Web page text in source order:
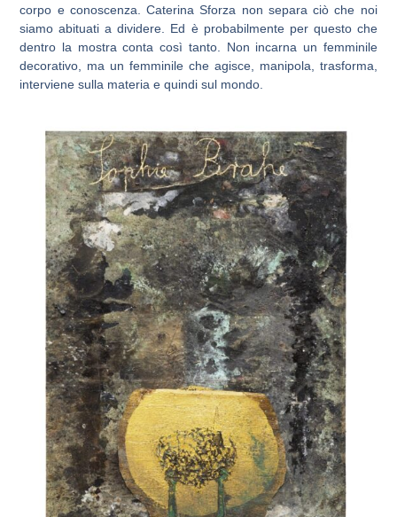
corpo e conoscenza. Caterina Sforza non separa ciò che noi
siamo abituati a dividere. Ed è probabilmente per questo che
dentro la mostra conta così tanto. Non incarna un femminile
decorativo, ma un femminile che agisce, manipola, trasforma,
interviene sulla materia e quindi sul mondo.